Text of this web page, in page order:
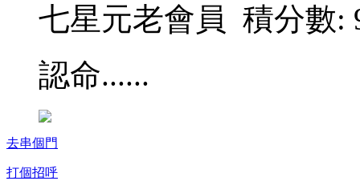
七星元老會員 積分數:
認命......
去串個門
打個招呼